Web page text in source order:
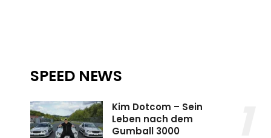
SPEED NEWS
Kim Dotcom – Sein
Leben nach dem
Gumball 3000